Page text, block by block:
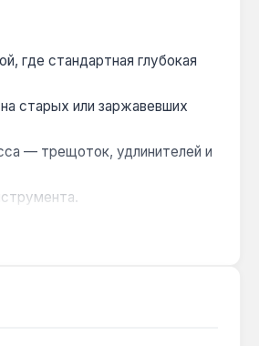
где стандартная глубокая
старых или заржавевших
— трещоток, удлинителей и